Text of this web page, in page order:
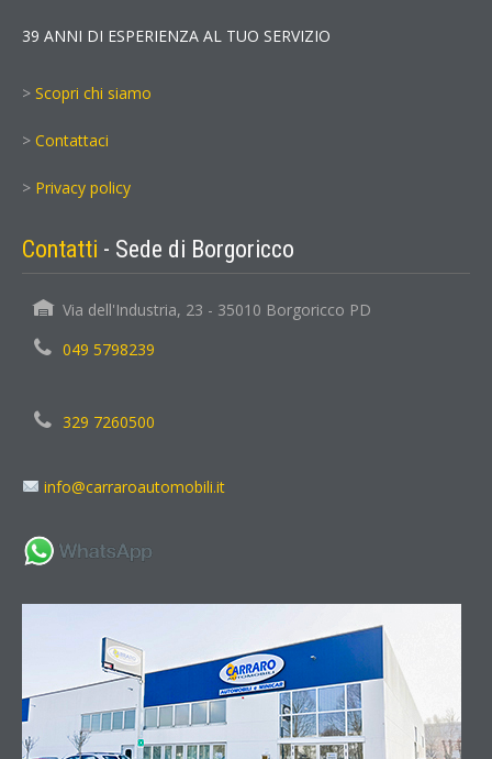
39 ANNI DI ESPERIENZA AL TUO SERVIZIO
> Scopri chi siamo
> Contattaci
> Privacy policy
Contatti - Sede di Borgoricco
Via dell'Industria, 23 - 35010 Borgoricco PD
049 5798239
329 7260500
info@carraroautomobili.it